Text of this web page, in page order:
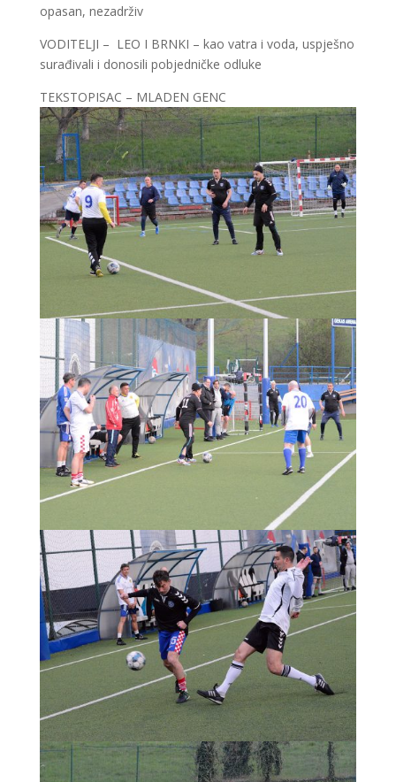
opasan, nezadrživ
VODITELJI – LEO I BRNKI – kao vatra i voda, uspješno
surađivali i donosili pobjedničke odluke
TEKSTOPISAC – MLADEN GENC